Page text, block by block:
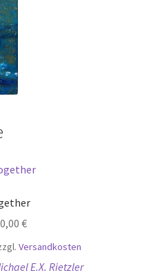
€
Versandkosten
E.X. Rietzler